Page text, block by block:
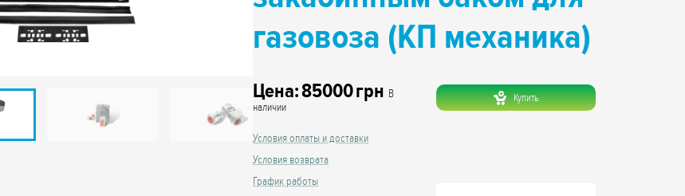
газовоза (КП механика)
Цена:85000грн В
наличии
Купить
Условия оплаты и доставки
Условия возврата
График работы